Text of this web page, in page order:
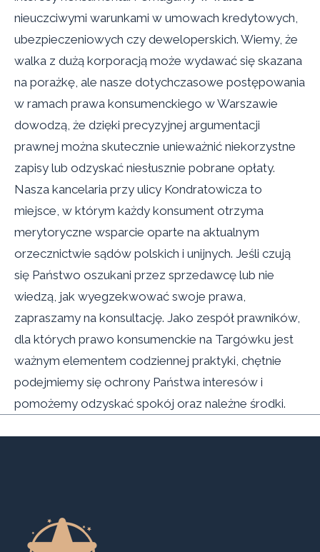
nieuczciwymi warunkami w umowach kredytowych,
ubezpieczeniowych czy deweloperskich. Wiemy, że
walka z dużą korporacją może wydawać się skazana
na porażkę, ale nasze dotychczasowe postępowania
w ramach prawa konsumenckiego w Warszawie
dowodzą, że dzięki precyzyjnej argumentacji
prawnej można skutecznie unieważnić niekorzystne
zapisy lub odzyskać niesłusznie pobrane opłaty.
Nasza kancelaria przy ulicy Kondratowicza to
miejsce, w którym każdy konsument otrzyma
merytoryczne wsparcie oparte na aktualnym
orzecznictwie sądów polskich i unijnych. Jeśli czują
się Państwo oszukani przez sprzedawcę lub nie
wiedzą, jak wyegzekwować swoje prawa,
zapraszamy na konsultację. Jako zespół prawników,
dla których prawo konsumenckie na Targówku jest
ważnym elementem codziennej praktyki, chętnie
podejmiemy się ochrony Państwa interesów i
pomożemy odzyskać spokój oraz należne środki.